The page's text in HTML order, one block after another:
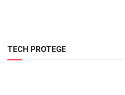
TECH PROTEGE